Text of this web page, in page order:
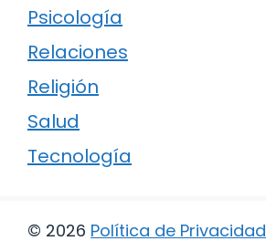
Psicología
Relaciones
Religión
Salud
Tecnología
© 2026 Política de Privacidad